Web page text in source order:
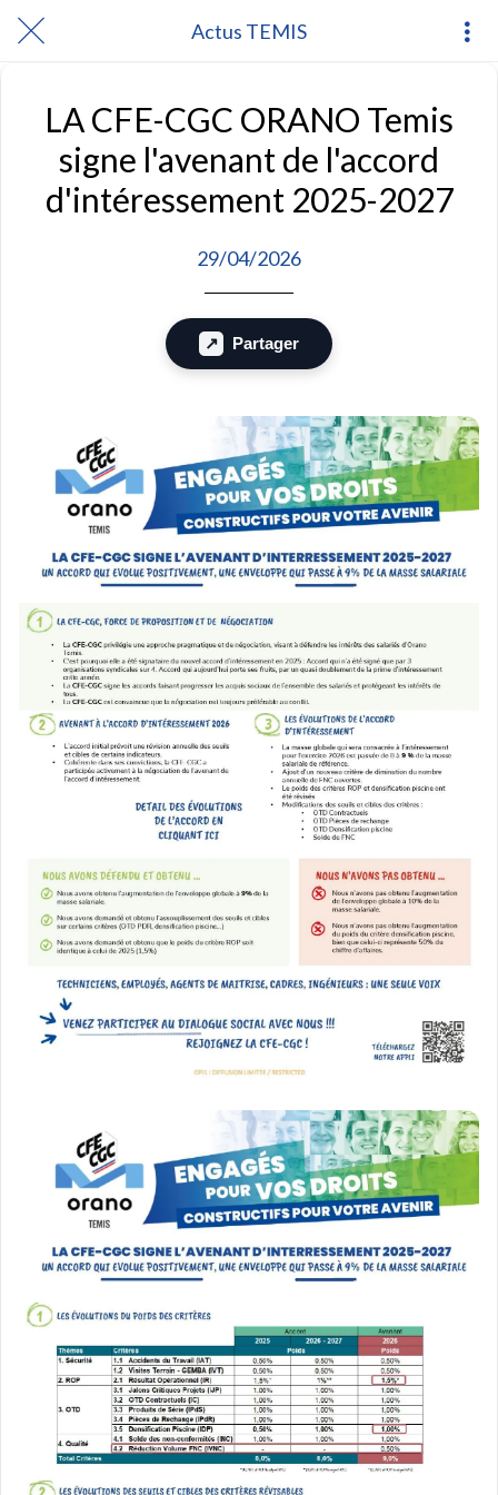
Actus TEMIS
LA CFE-CGC ORANO Temis
signe l'avenant de l'accord
d'intéressement 2025-2027
29/04/2026
Partager